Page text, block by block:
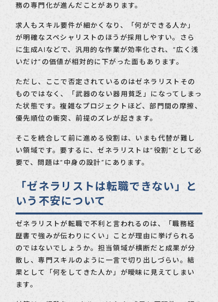
務の専門化が進んだことがあります。
求人もスキル要件が細かくなり、「何ができる人か」
が明確なスペシャリストのほうが採用しやすい。さら
に生成AIなどで、汎用的な作業が効率化され、“広く浅
いだけ”の価値が相対的に下がった面もあります。
ただし、ここで否定されているのはゼネラリストその
ものではなく、「武器のない器用貧乏」になってしまっ
た状態です。複雑なプロジェクトほど、部門間の摩擦、
優先順位の衝突、前提のズレが起きます。
そこを統合して前に進める役割は、いまも代替が難し
い領域です。要するに、ゼネラリストは“役割”として必
要で、問題は“中身の設計”にあります。
「ゼネラリストは転職できない」と
いう不安について
ゼネラリストが転職で不利と言われるのは、「職務経
歴書で強みが伝わりにくい」ことが理由に挙げられる
のではないでしょうか。担当領域が横断だと成果が分
散し、専門スキルのように一言で切り出しづらい。結
果として「何をしてきた人か」が曖昧に見えてしまい
ます。